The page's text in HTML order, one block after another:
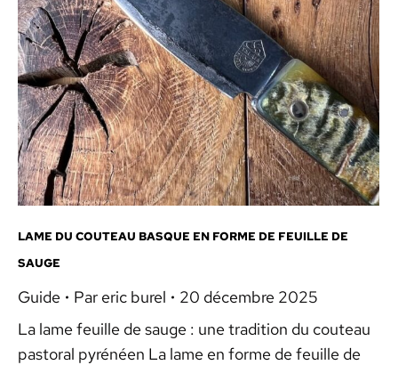
LAME DU COUTEAU BASQUE EN FORME DE FEUILLE DE
SAUGE
Guide Par eric burel
20 décembre 2025
La lame feuille de sauge : une tradition du couteau
pastoral pyrénéen La lame en forme de feuille de